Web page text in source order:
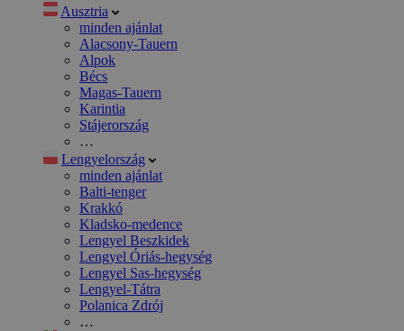
Ausztria
minden ajánlat
Alacsony-Tauern
Alpok
Bécs
Magas-Tauern
Karintia
Stájerország
…
Lengyelország
minden ajánlat
Balti-tenger
Krakkó
Kladsko-medence
Lengyel Beszkidek
Lengyel Óriás-hegység
Lengyel Sas-hegység
Lengyel-Tátra
Polanica Zdrój
…